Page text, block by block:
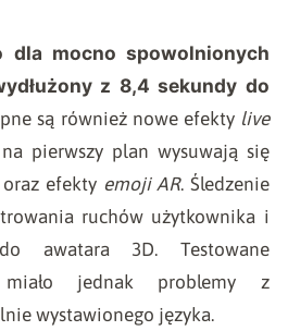
dla mocno spowolnionych
z 8,4 sekundy do
są również nowe efekty live
pierwszy plan wysuwają się
efekty emoji AR. Śledzenie
ruchów użytkownika i
awatara 3D. Testowane
jednak problemy z
wystawionego języka.